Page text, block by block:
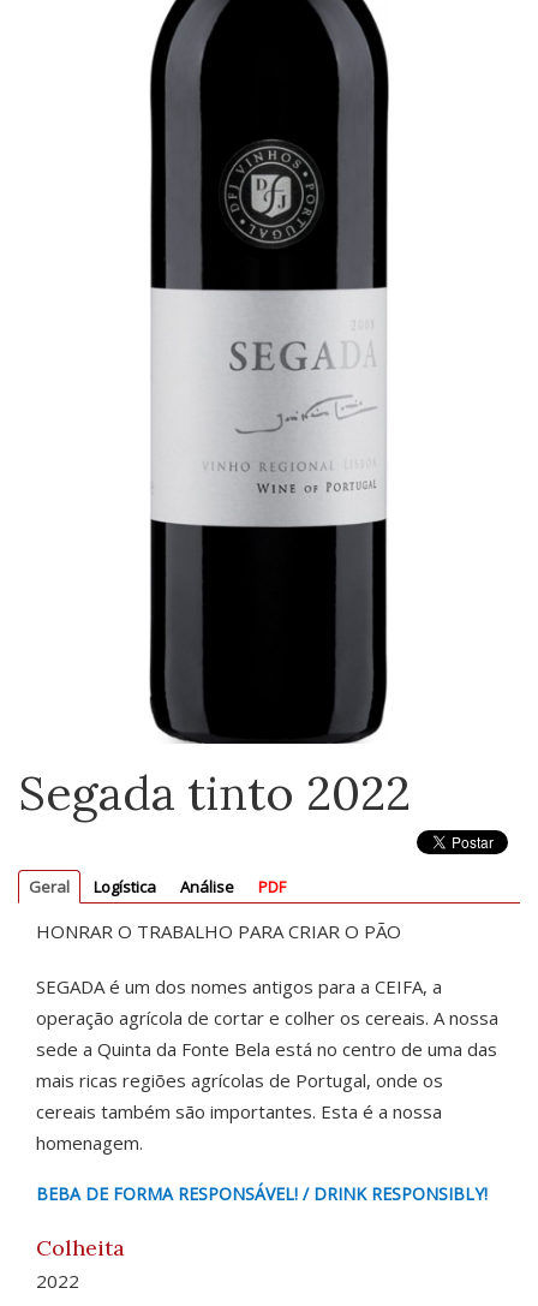
Segada tinto 2022
Geral Logística Análise PDF
HONRAR O TRABALHO PARA CRIAR O PÃO
SEGADA é um dos nomes antigos para a CEIFA, a
operação agrícola de cortar e colher os cereais. A nossa
sede a Quinta da Fonte Bela está no centro de uma das
mais ricas regiões agrícolas de Portugal, onde os
cereais também são importantes. Esta é a nossa
homenagem.
BEBA DE FORMA RESPONSÁVEL! / DRINK RESPONSIBLY!
Colheita
2022